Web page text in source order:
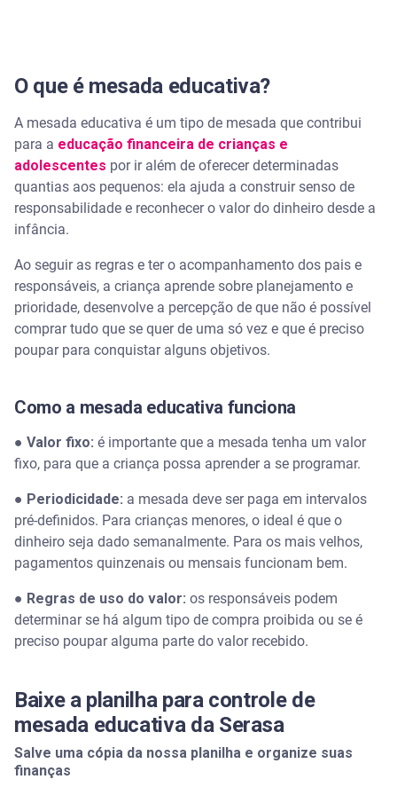
O que é mesada educativa?
A mesada educativa é um tipo de mesada que contribui
para a educação financeira de crianças e
adolescentes por ir além de oferecer determinadas
quantias aos pequenos: ela ajuda a construir senso de
responsabilidade e reconhecer o valor do dinheiro desde a
infância.
Ao seguir as regras e ter o acompanhamento dos pais e
responsáveis, a criança aprende sobre planejamento e
prioridade, desenvolve a percepção de que não é possível
comprar tudo que se quer de uma só vez e que é preciso
poupar para conquistar alguns objetivos.
Como a mesada educativa funciona
● Valor fixo: é importante que a mesada tenha um valor
fixo, para que a criança possa aprender a se programar.
● Periodicidade: a mesada deve ser paga em intervalos
pré-definidos. Para crianças menores, o ideal é que o
dinheiro seja dado semanalmente. Para os mais velhos,
pagamentos quinzenais ou mensais funcionam bem.
● Regras de uso do valor: os responsáveis podem
determinar se há algum tipo de compra proibida ou se é
preciso poupar alguma parte do valor recebido.
Baixe a planilha para controle de
mesada educativa da Serasa
Salve uma cópia da nossa planilha e organize suas
finanças